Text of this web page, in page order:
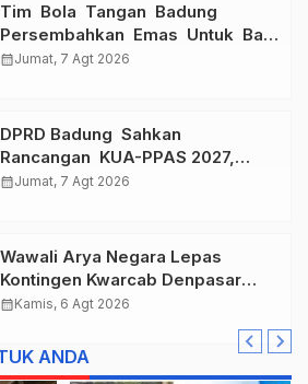
Tim Bola Tangan Badung
Persembahkan Emas Untuk Bali
, Taklukkan Jawa Tengah Di
calendar_monthJumat, 7 Agt 2026
DPRD Badung Sahkan
Rancangan KUA-PPAS 2027,
Anggaran Tembus Lebih Dari
calendar_monthJumat, 7 Agt 2026
Wawali Arya Negara Lepas
Kontingen Kwarcab Denpasar
Menuju Jambore Nasional XII
calendar_monthKamis, 6 Agt 2026
ANDA